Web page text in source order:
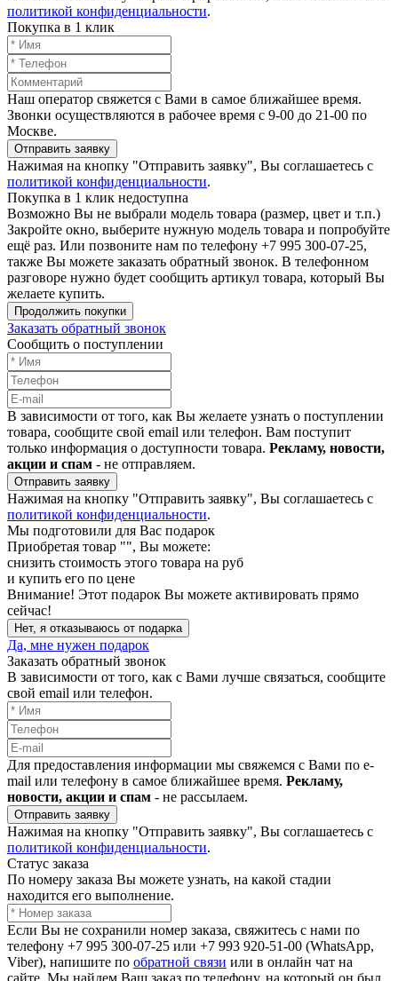
политикой конфиденциальности.
Покупка в 1 клик
Наш оператор свяжется с Вами в самое ближайшее время.
Звонки осуществляются в рабочее время с 9-00 до 21-00 по
Москве.
Отправить заявку
Нажимая на кнопку "Отправить заявку", Вы соглашаетесь с
политикой конфиденциальности.
Покупка в 1 клик недоступна
Возможно Вы не выбрали модель товара (размер, цвет и т.п.)
Закройте окно, выберите нужную модель товара и попробуйте
ещё раз. Или позвоните нам по телефону +7 995 300-07-25,
также Вы можете заказать обратный звонок. В телефонном
разговоре нужно будет сообщить артикул товара, который Вы
желаете купить.
Продолжить покупки
Заказать обратный звонок
Сообщить о поступлении
В зависимости от того, как Вы желаете узнать о поступлении
товара, сообщите свой email или телефон. Вам поступит
только информация о доступности товара. Рекламу, новости,
акции и спам - не отправляем.
Отправить заявку
Нажимая на кнопку "Отправить заявку", Вы соглашаетесь с
политикой конфиденциальности.
Мы подготовили для Вас подарок
Приобретая товар "", Вы можете:
снизить стоимость этого товара на руб
и купить его по цене
Внимание! Этот подарок Вы можете активировать прямо
сейчас!
Нет, я отказываюсь от подарка
Да, мне нужен подарок
Заказать обратный звонок
В зависимости от того, как с Вами лучше связаться, сообщите
свой email или телефон.
Для предоставления информации мы свяжемся с Вами по e-
mail или телефону в самое ближайшее время. Рекламу,
новости, акции и спам - не рассылаем.
Отправить заявку
Нажимая на кнопку "Отправить заявку", Вы соглашаетесь с
политикой конфиденциальности.
Статус заказа
По номеру заказа Вы можете узнать, на какой стадии
находится его выполнение.
Если Вы не сохранили номер заказа, свяжитесь с нами по
телефону +7 995 300-07-25 или +7 993 920-51-00 (WhatsApp,
Viber), напишите по обратной связи или в онлайн чат на
сайте. Мы найдем Ваш заказ по телефону, на который он был